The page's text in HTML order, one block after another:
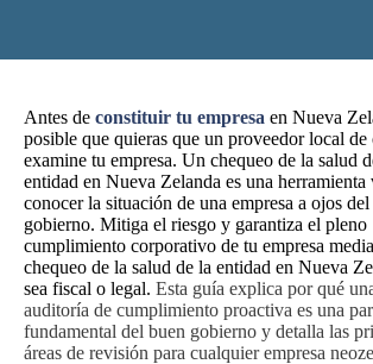
Antes de constituir tu empresa en Nueva
posible que quieras que un proveedor local de
examine tu empresa. Un chequeo de la salud
entidad en Nueva Zelanda es una herramienta
conocer la situación de una empresa a ojos del
gobierno. Mitiga el riesgo y garantiza el pleno
cumplimiento corporativo de tu empresa
chequeo de la salud de la entidad en Nueva
sea fiscal o legal. Esta guía explica por qué
auditoría de cumplimiento proactiva es una
fundamental del buen gobierno y detalla las
áreas de revisión para cualquier empresa